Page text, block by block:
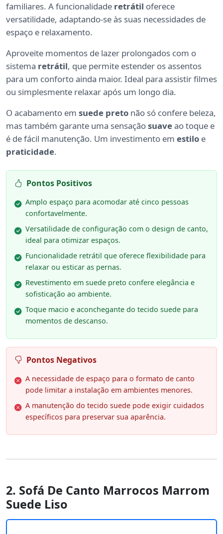
familiares. A funcionalidade retrátil oferece
versatilidade, adaptando-se às suas necessidades de
espaço e relaxamento.
Aproveite momentos de lazer prolongados com o
sistema retrátil, que permite estender os assentos
para um conforto ainda maior. Ideal para assistir filmes
ou simplesmente relaxar após um longo dia.
O acabamento em suede preto não só confere beleza,
mas também garante uma sensaçãosuaveao toque e
é de fácil manutenção. Um investimento em estilo e
praticidade.
Pontos Positivos
Amplo espaço para acomodar até cinco pessoas
confortavelmente.
Versatilidade de configuração com o design de canto,
ideal para otimizar espaços.
Funcionalidade retrátil que oferece flexibilidade para
relaxar ou esticar as pernas.
Revestimento em suede preto confere elegância e
sofisticação ao ambiente.
Toque macio e aconchegante do tecido suede para
momentos de descanso.
Pontos Negativos
A necessidade de espaço para o formato de canto
pode limitar a instalação em ambientes menores.
A manutenção do tecido suede pode exigir cuidados
específicos para preservar sua aparência.
2. Sofá De Canto Marrocos Marrom
Suede Liso